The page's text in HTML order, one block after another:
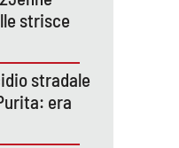
strisce
stradale
era